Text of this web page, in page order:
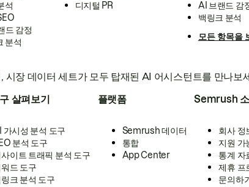
석
드 감정
분석
디지털 PR
AI 브랜드 감
백링크 분석
모든 항목을
시장 데이터 세트가 모두 탑재된 AI 어시스턴트를 만나보
살펴보기
가시성 분석 도구
분석 도구
이트 트래픽 분석 도구
드 도구
크 분석 도구
플랫폼
Semrush 데이터
통합
App Center
Semrush
회사 정
지원 가
통계 자
제휴 프
문의하